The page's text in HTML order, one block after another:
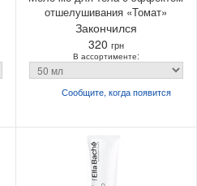
отшелушивания «Томат»
Закончился
320 грн
В ассортименте:
Сообщите, когдапоявится